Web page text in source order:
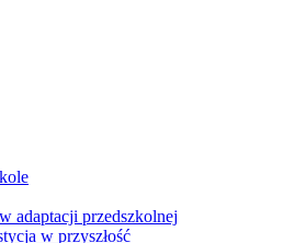
adaptacji przedszkolnej
w przyszłość